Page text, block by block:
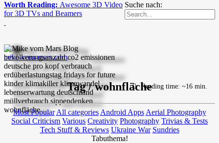
Suche nach:
Worth Reading: Awesome 3D Video
for 3D TVs and Beamers
mike-vom-mars.com
Tag / wohnfläche
Most Popular All categories Android Apps Aerial Photography
Social Criticism Various Creativity Photography Trivias & Tests
Tech Stuff & Reviews Ukraine War Sundries
Tabuthema!
Reading time: ~16 min.